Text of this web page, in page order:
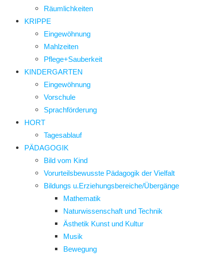
Räumlichkeiten
KRIPPE
Eingewöhnung
Mahlzeiten
Pflege+Sauberkeit
KINDERGARTEN
Eingewöhnung
Vorschule
Sprachförderung
HORT
Tagesablauf
PÄDAGOGIK
Bild vom Kind
Vorurteilsbewusste Pädagogik der Vielfalt
Bildungs u.Erziehungsbereiche/Übergänge
Mathematik
Naturwissenschaft und Technik
Ästhetik Kunst und Kultur
Musik
Bewegung